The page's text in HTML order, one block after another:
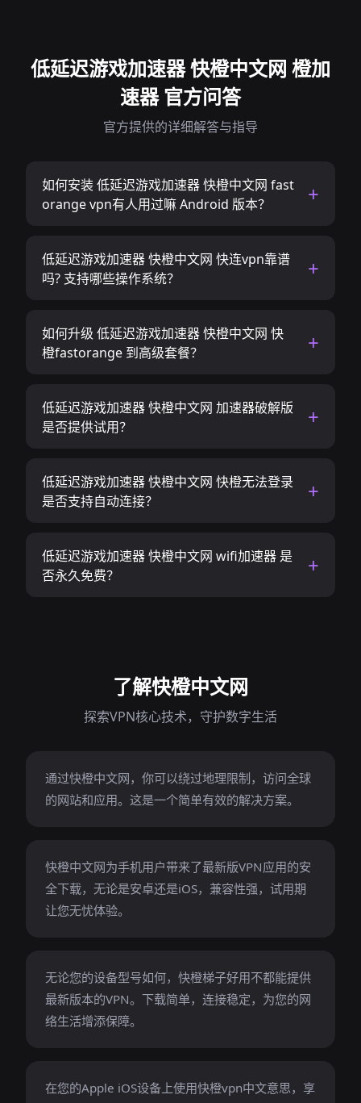
低延迟游戏加速器 快橙中文网 橙加
速器 官方问答
官方提供的详细解答与指导
如何安装 低延迟游戏加速器 快橙中文网 fast
orange vpn有人用过嘛 Android 版本？
低延迟游戏加速器 快橙中文网 快连vpn靠谱
吗? 支持哪些操作系统？
如何升级 低延迟游戏加速器 快橙中文网 快
橙fastorange 到高级套餐？
低延迟游戏加速器 快橙中文网 加速器破解版
是否提供试用？
低延迟游戏加速器 快橙中文网 快橙无法登录
是否支持自动连接？
低延迟游戏加速器 快橙中文网 wifi加速器 是
否永久免费？
了解快橙中文网
探索VPN核心技术，守护数字生活
通过快橙中文网，你可以绕过地理限制，访问全球
的网站和应用。这是一个简单有效的解决方案。
快橙中文网为手机用户带来了最新版VPN应用的安
全下载，无论是安卓还是iOS，兼容性强，试用期
让您无忧体验。
无论您的设备型号如何，快橙梯子好用不都能提供
最新版本的VPN。下载简单，连接稳定，为您的网
络生活增添保障。
在您的Apple iOS设备上使用快橙vpn中文意思，享